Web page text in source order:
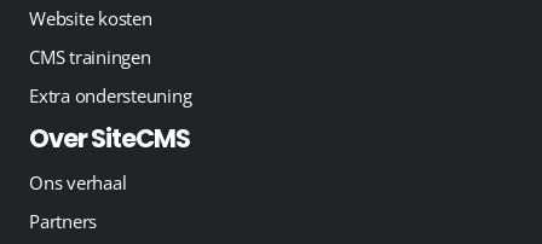
Website kosten
CMS trainingen
Extra ondersteuning
Over SiteCMS
Ons verhaal
Partners